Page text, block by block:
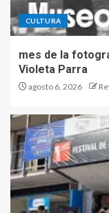
CULTURA
mes de la
Violeta Parra
agosto 6, 2026